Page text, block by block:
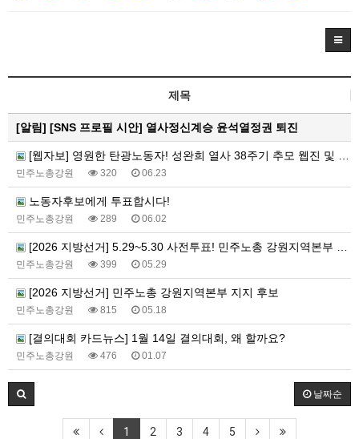
제목
[알림] [SNS 프로필 시안] 열사정신계승 윤석열정권 퇴진
[웹자보] 영원한 탄광노동자! 성완희 열사 38주기 추모 웹진 및 추모식 안내 웹자보
민주노총강원 320 06.23
노동자후보에게 투표합시다!
민주노총강원 289 06.02
[2026 지방선거] 5.29~5.30 사전투표! 민주노총 강원지역본부 지지 후보에게 투표합시다!
민주노총강원 399 05.29
[2026 지방선거] 민주노총 강원지역본부 지지 후보
민주노총강원 815 05.18
[결의대회 카드뉴스] 1월 14일 결의대회, 왜 할까요?
민주노총강원 476 01.07
날짜순
1 2 3 4 5